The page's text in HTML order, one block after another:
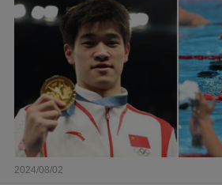
2024/08/02